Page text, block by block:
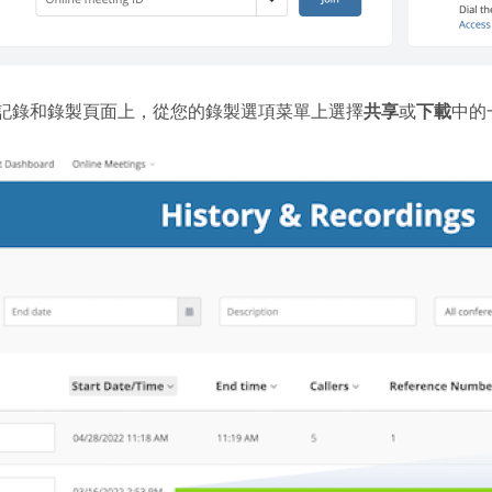
錄和錄製頁面上，從您的錄製選項菜單上選擇共享或下載中的